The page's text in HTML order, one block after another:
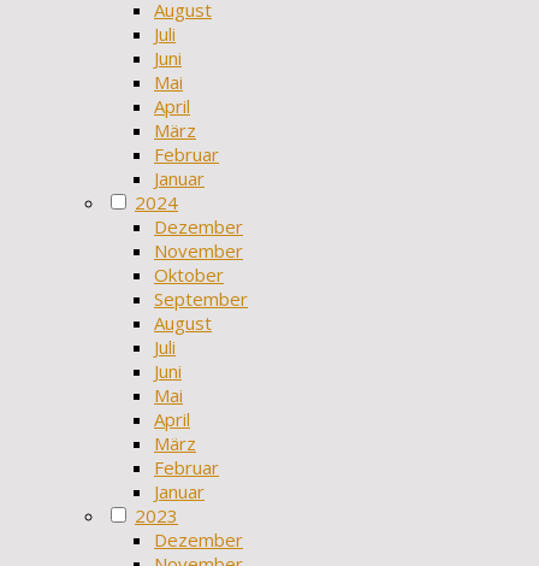
August
Juli
Juni
Mai
April
März
Februar
Januar
2024
Dezember
November
Oktober
September
August
Juli
Juni
Mai
April
März
Februar
Januar
2023
Dezember